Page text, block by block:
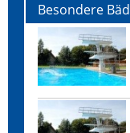
Besondere